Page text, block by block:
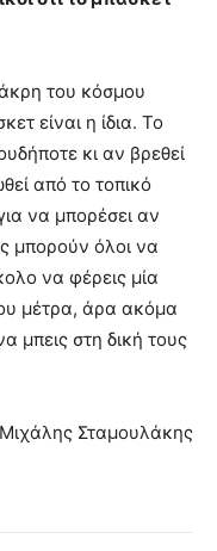
του κόσμου
είναι η ίδια. Το
κι αν βρεθεί
από το τοπικό
να μπορέσει αν
μπορούν όλοι να
να φέρεις μία
μέτρα, άρα ακόμα
μπεις στη δική τους
Μιχάλης Σταμουλάκης